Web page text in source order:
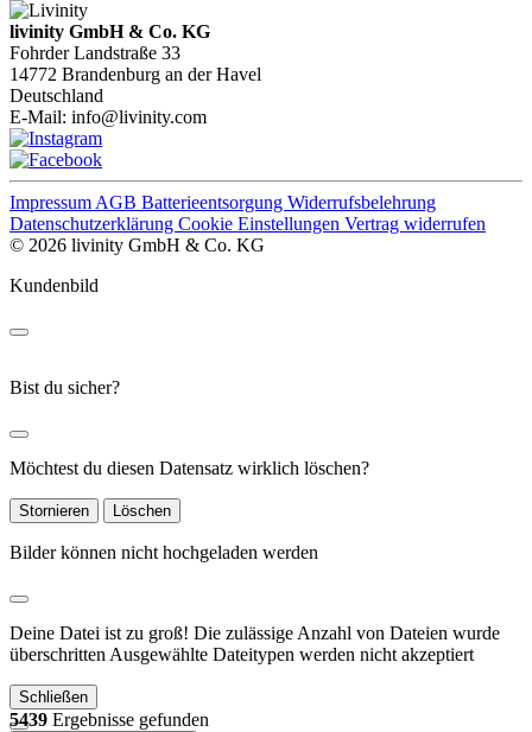
livinity GmbH & Co. KG
Fohrder Landstraße 33
14772 Brandenburg an der Havel
Deutschland
E-Mail: info@livinity.com
Impressum AGB Batterieentsorgung Widerrufsbelehrung
Datenschutzerklärung Cookie Einstellungen Vertrag widerrufen
© 2026 livinity GmbH & Co. KG
Kundenbild
Bist du sicher?
Möchtest du diesen Datensatz wirklich löschen?
Stornieren Löschen
Bilder können nicht hochgeladen werden
Deine Datei ist zu groß! Die zulässige Anzahl von Dateien wurde
überschritten Ausgewählte Dateitypen werden nicht akzeptiert
Schließen
5439 Ergebnisse gefunden